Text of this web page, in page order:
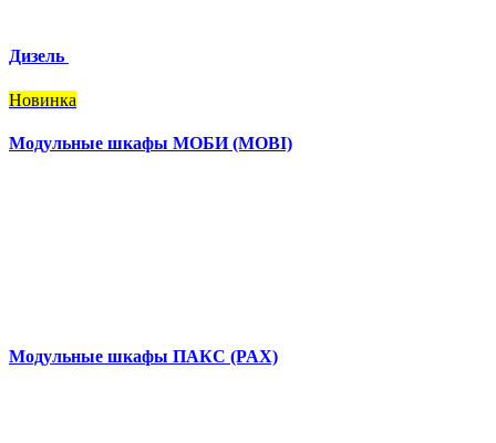
Дизель
Новинка
Модульные шкафы МОБИ (MOBI)
Модульные шкафы ПАКС (PAX)